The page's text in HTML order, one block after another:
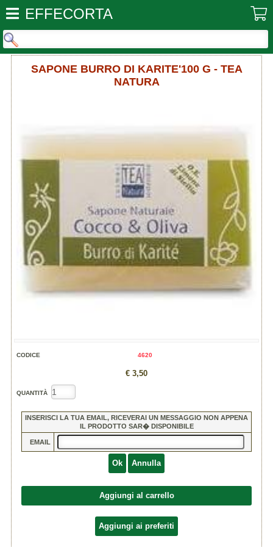
EFFECORTA
SAPONE BURRO DI KARITE'100 G - TEA
NATURA
CODICE 4620
€ 3,50
QUANTITÀ
INSERISCI LA TUA EMAIL, RICEVERAI UN MESSAGGIO NON APPENA
IL PRODOTTO SAR� DISPONIBILE
EMAIL
Ok Annulla
Aggiungi al carrello
Aggiungi ai preferiti